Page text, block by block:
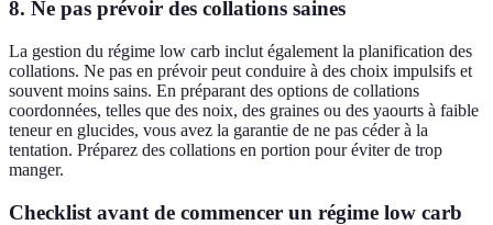
8. Ne pas prévoir des collations saines
La gestion du régime low carb inclut également la planification des
collations. Ne pas en prévoir peut conduire à des choix impulsifs et
souvent moins sains. En préparant des options de collations
coordonnées, telles que des noix, des graines ou des yaourts à faible
teneur en glucides, vous avez la garantie de ne pas céder à la
tentation. Préparez des collations en portion pour éviter de trop
manger.
Checklist avant de commencer un régime low carb